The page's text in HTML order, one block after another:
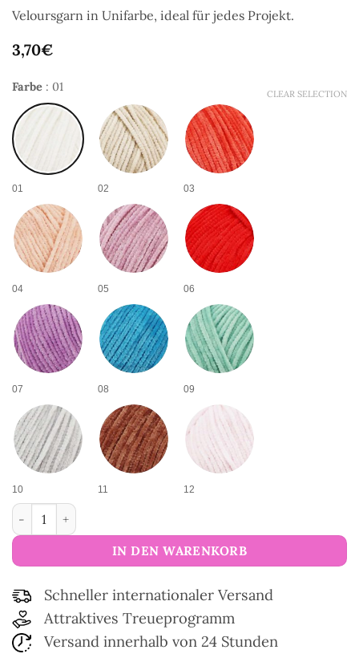
Veloursgarn in Unifarbe, ideal für jedes Projekt.
3,70€
Farbe : 01
01 02 03
04 05 06
07 08 09
10 11 12
CLEAR SELECTION
Velours-Wollgarn Mini Baby Vely Menge
IN DEN WARENKORB
Schneller internationaler Versand
Attraktives Treueprogramm
Versand innerhalb von 24 Stunden